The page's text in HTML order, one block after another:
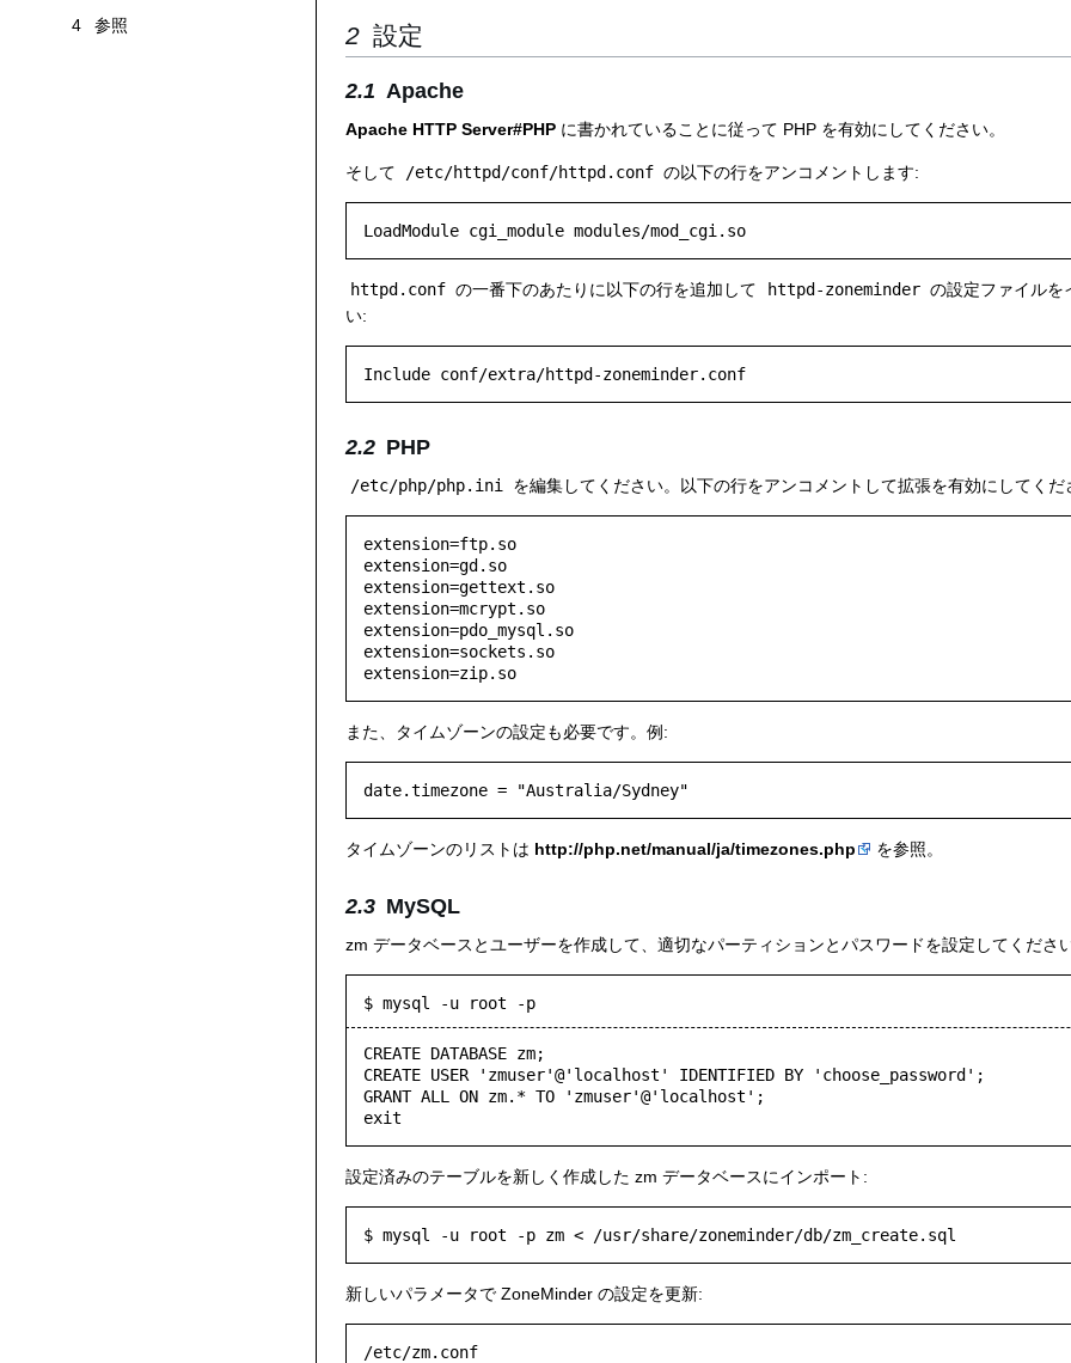
4
参照 設定
Apache
Apache HTTP Server#PHP に書かれていることに従って PHP を有効にしてください。
そして /etc/httpd/conf/httpd.conf の以下の行をアンコメントします:
httpd.conf の一番下のあたりに以下の行を追加して httpd-zoneminder の設定ファイルを
い:
PHP
/etc/php/php.ini を編集してください。以下の行をアンコメントして拡張を有効にしてくだ
extension=ftp.so
extension=gd.so
extension=gettext.so
extension=mcrypt.so
extension=pdo_mysql.so
extension=sockets.so
また、タイムゾーンの設定も必要です。例:
タイムゾーンのリストは http://php.net/manual/ja/timezones.php を参照。
MySQL
zm データベースとユーザーを作成して、適切なパーティションとパスワードを設定してくださ
$ mysql -u root -p
CREATE DATABASE zm;
CREATE USER 'zmuser'@'localhost' IDENTIFIED BY 'choose_password';
GRANT ALL ON zm.* TO 'zmuser'@'localhost';
exit
設定済みのテーブルを新しく作成した zm データベースにインポート:
新しいパラメータで ZoneMinder の設定を更新:
/etc/zm.conf